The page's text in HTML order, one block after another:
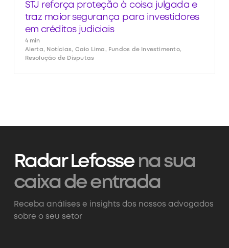
STJ reforça proteção à coisa julgada e
traz maior segurança para investidores
em créditos judiciais
4 min
Alerta, Notícias, Caio Lima, Fundos de Investimento,
Resolução de Disputas
Radar Lefossena sua
caixa de entrada
Receba análises e insights dos nossos advogados
sobre o seu setor